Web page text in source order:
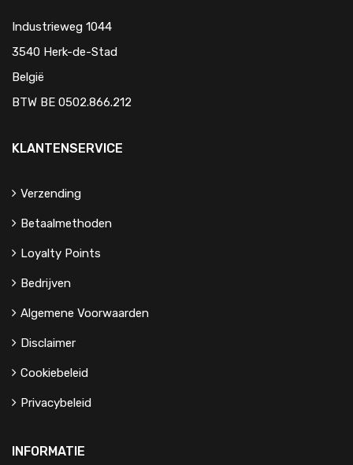
Industrieweg 1044
3540 Herk-de-Stad
België
BTW BE 0502.866.212
KLANTENSERVICE
Verzending
Betaalmethoden
Loyalty Points
Bedrijven
Algemene Voorwaarden
Disclaimer
Cookiebeleid
Privacybeleid
INFORMATIE